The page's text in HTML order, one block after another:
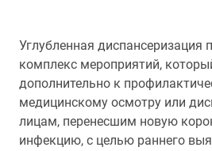
Углубленная диспансеризация
комплекс мероприятий,
дополнительно к
медицинскому осмотру или
лицам, перенесшим новую
инфекцию, с целью раннего